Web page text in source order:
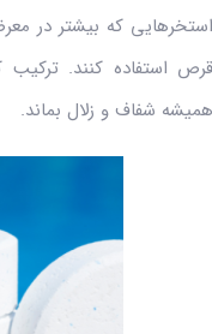
که بیشتر در
استفاده کنند.
شفاف و زلال بماند.